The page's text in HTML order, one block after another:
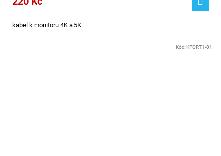
kabel k monitoru 4K a 5K
Kód:KPORT1-01